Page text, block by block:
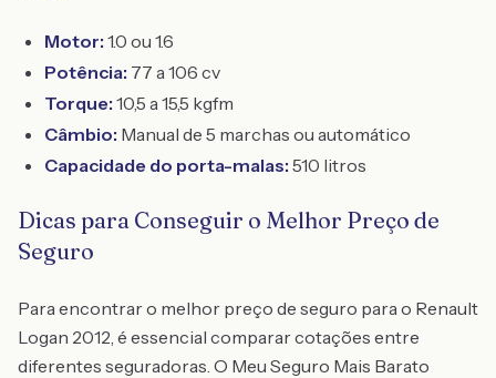
Motor: 1.0 ou 1.6
Potência: 77 a 106 cv
Torque: 10,5 a 15,5 kgfm
Câmbio: Manual de 5 marchas ou automático
Capacidade do porta-malas: 510 litros
Dicas para Conseguir o Melhor Preço de
Seguro
Para encontrar o melhor preço de seguro para o Renault
Logan 2012, é essencial comparar cotações entre
diferentes seguradoras. O Meu Seguro Mais Barato